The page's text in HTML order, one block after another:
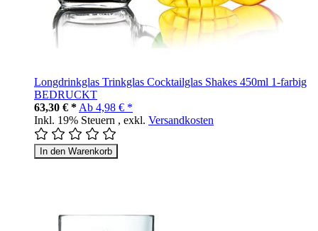
Longdrinkglas Trinkglas Cocktailglas Shakes 450ml 1-farbig
BEDRUCKT
63,30 € * Ab 4,98 € *
Inkl. 19% Steuern , exkl. Versandkosten
In den Warenkorb